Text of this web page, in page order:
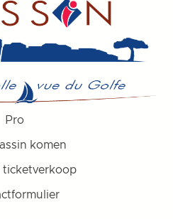
Pro
komen
ticketverkoop